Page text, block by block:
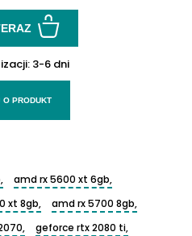
3-6 dni
O PRODUKT
amd rx 5600 xt 6gb,
xt 8gb,
amd rx 5700 8gb,
geforce rtx 2080 ti,